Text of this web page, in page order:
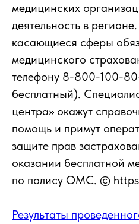
медицинских
деятельность в
касающиеся сферы
медицинского
телефону 8-800-100-
бесплатный).
центра» окажут
помощь и примут
защите прав
оказании бесплатной
по полису ОМС. ©
Результаты